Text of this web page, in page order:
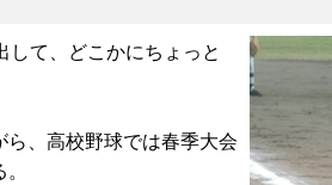
て、どこかにちょっと
、高校野球では春季大会